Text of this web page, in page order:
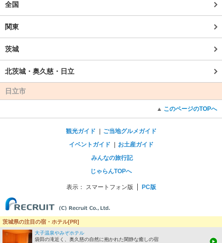
全国
関東
茨城
北茨城・奥久慈・日立
日立市
このページのTOPへ
観光ガイド
ご当地グルメガイド
イベントガイド
お土産ガイド
みんなの旅行記
じゃらんTOPへ
表示： スマートフォン版 PC版
茨城県の注目の宿・ホテル[PR]
大子温泉やみぞホテル
袋田の滝近く、奥久慈の自然に抱かれた閑静な癒しの宿